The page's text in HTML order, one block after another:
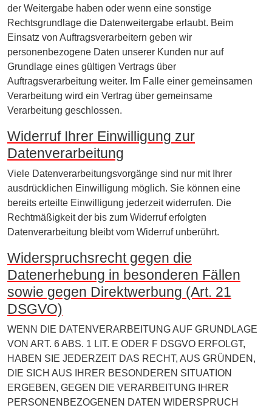
der Weitergabe haben oder wenn eine sonstige
Rechtsgrundlage die Datenweitergabe erlaubt. Beim
Einsatz von Auftragsverarbeitern geben wir
personenbezogene Daten unserer Kunden nur auf
Grundlage eines gültigen Vertrags über
Auftragsverarbeitung weiter. Im Falle einer gemeinsamen
Verarbeitung wird ein Vertrag über gemeinsame
Verarbeitung geschlossen.
Widerruf Ihrer Einwilligung zur
Datenverarbeitung
Viele Datenverarbeitungsvorgänge sind nur mit Ihrer
ausdrücklichen Einwilligung möglich. Sie können eine
bereits erteilte Einwilligung jederzeit widerrufen. Die
Rechtmäßigkeit der bis zum Widerruf erfolgten
Datenverarbeitung bleibt vom Widerruf unberührt.
Widerspruchsrecht gegen die
Datenerhebung in besonderen Fällen
sowie gegen Direktwerbung (Art. 21
DSGVO)
WENN DIE DATENVERARBEITUNG AUF GRUNDLAGE
VON ART. 6 ABS. 1 LIT. E ODER F DSGVO ERFOLGT,
HABEN SIE JEDERZEIT DAS RECHT, AUS GRÜNDEN,
DIE SICH AUS IHRER BESONDEREN SITUATION
ERGEBEN, GEGEN DIE VERARBEITUNG IHRER
PERSONENBEZOGENEN DATEN WIDERSPRUCH